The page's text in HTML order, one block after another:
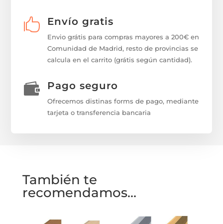
 Envío gratis
Envio grátis para compras mayores a 200€ en
Comunidad de Madrid, resto de provincias se
calcula en el carrito (grátis según cantidad).
 Pago seguro
Ofrecemos distinas forms de pago, mediante
tarjeta o transferencia bancaria
También te
recomendamos…